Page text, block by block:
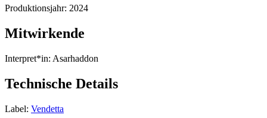
Produktionsjahr: 2024
Mitwirkende
Interpret*in: Asarhaddon
Technische Details
Label: Vendetta